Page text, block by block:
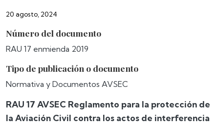
20 agosto, 2024
Número del documento
RAU 17 enmienda 2019
Tipo de publicación o documento
Normativa y Documentos AVSEC
RAU 17 AVSEC Reglamento para la protección de
la Aviación Civil contra los actos de interferencia